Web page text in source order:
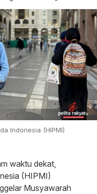
Indonesia (HIPMI)
waktu dekat,
(HIPMI)
Musyawarah